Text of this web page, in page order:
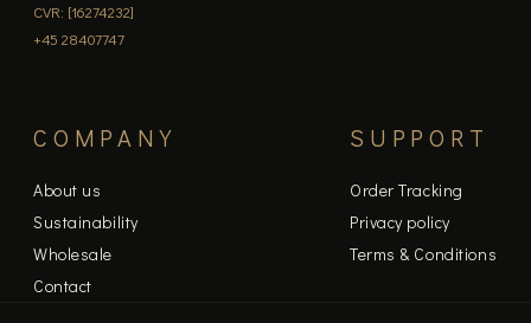
CVR: [16274232]
+45 28407747
COMPANY
About us
Sustainability
Wholesale
Contact
SUPPORT
Order Tracking
Privacy policy
Terms & Conditions